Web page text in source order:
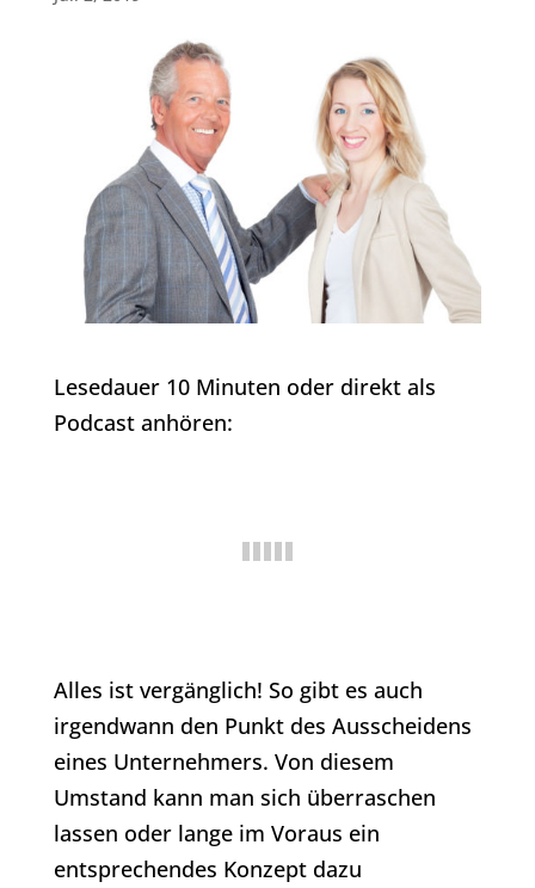
Lesedauer 10 Minuten oder direkt als
Podcast anhören:
Alles ist vergänglich! So gibt es auch
irgendwann den Punkt des Ausscheidens
eines Unternehmers. Von diesem
Umstand kann man sich überraschen
lassen oder lange im Voraus ein
entsprechendes Konzept dazu